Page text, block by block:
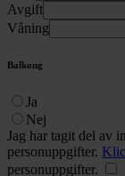
Avgift
Våning
Balkong
Ja
Nej
Jag har tagit del av
personuppgifter.
personuppgifter.